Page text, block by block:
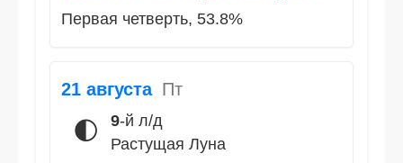
Первая четверть, 53.8%
21 августа Пт
🌓 9-й л/д
Растущая Луна